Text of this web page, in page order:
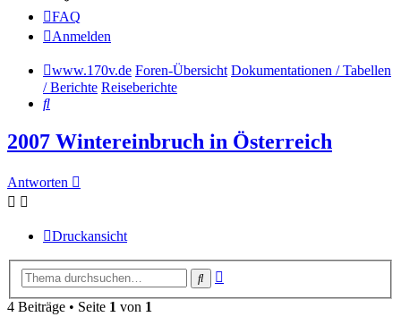
FAQ
Anmelden
www.170v.de Foren-Übersicht Dokumentationen / Tabellen
/ Berichte Reiseberichte
Suche
2007 Wintereinbruch in Österreich
Antworten
Druckansicht
Suche
4 Beiträge • Seite 1 von 1